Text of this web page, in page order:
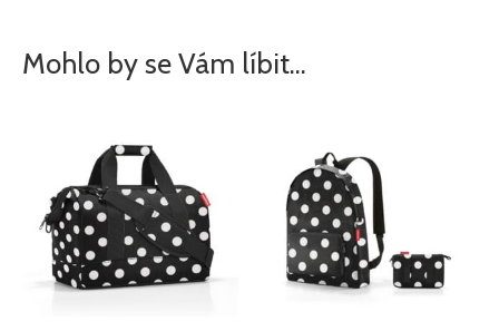
Mohlo by se Vám líbit…